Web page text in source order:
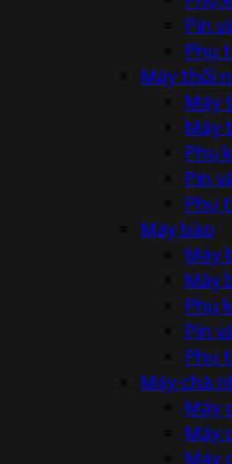
Pin
Phụ
Máy thổi
Máy
Máy
Phụ
Pin
Phụ
Máy bào
Máy
Máy
Phụ
Pin
Phụ
Máy chà
Máy
Máy
Máy